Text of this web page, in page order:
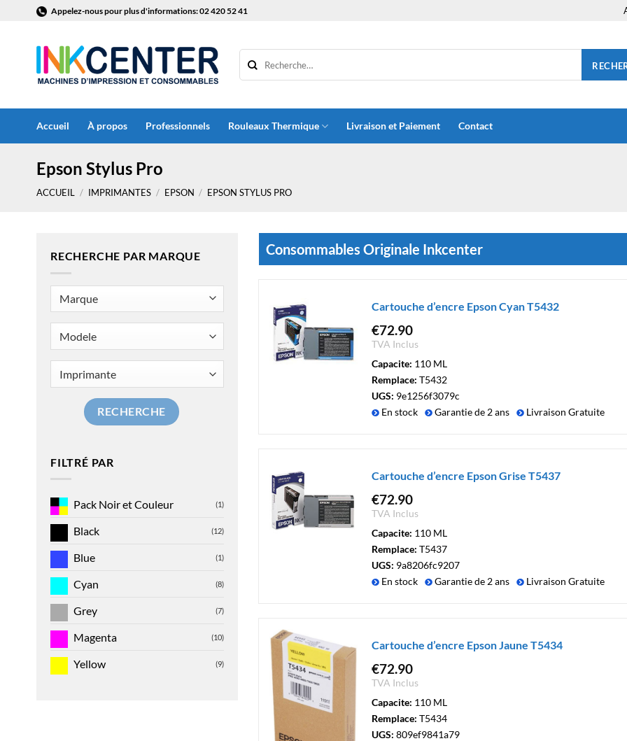
contenu
Appelez-nous pour plus d'informations: 02 420 52 41
Accueil À propos Professionnels Rouleaux Thermique Livraison et Paiement Contact
Epson Stylus Pro
ACCUEIL / IMPRIMANTES / EPSON / EPSON STYLUS PRO
RECHERCHE PAR MARQUE
RECHERCHE
FILTRÉ PAR
Pack Noir et Couleur (1)
Black (12)
Blue (1)
Cyan (8)
Grey (7)
Magenta (10)
Yellow (9)
Consommables Originale Inkcenter
Cartouche d’encre Epson Cyan T5432
€72.90
TVA Inclus
Capacite: 110 ML
Remplace: T5432
UGS: 9e1256f3079c
En stock
Garantie de 2 ans Livraison Gratuite
Cartouche d’encre Epson Grise T5437
€72.90
TVA Inclus
Capacite: 110 ML
Remplace: T5437
UGS: 9a8206fc9207
En stock
Garantie de 2 ans Livraison Gratuite
Cartouche d’encre Epson Jaune T5434
€72.90
TVA Inclus
Capacite: 110 ML
Remplace: T5434
UGS: 809ef9841a79